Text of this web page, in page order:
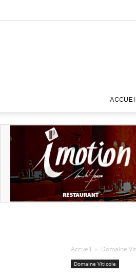
ACCUEIL
Accueil Domaine
Domaine Viticole